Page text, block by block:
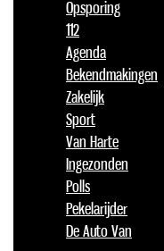
Opsporing
112
Agenda
Bekendmakingen
Zakelijk
Sport
Van Harte
Ingezonden
Polls
Pekelarijder
De Auto Van